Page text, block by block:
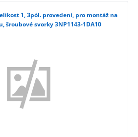
1, 3pól. provedení, pro montáž na
šroubové svorky 3NP1143-1DA10